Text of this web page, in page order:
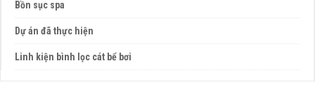
Bồn sục spa
Dự án đã thực hiện
Linh kiện bình lọc cát bể bơi